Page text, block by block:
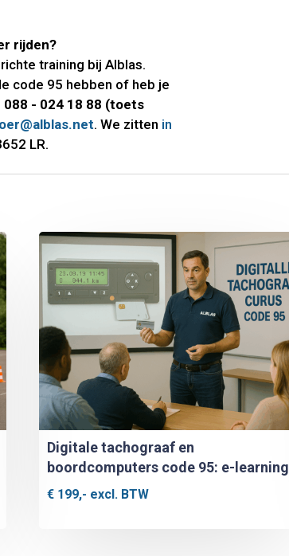
rijden?
training bij Alblas.
code 95 hebben of heb je
088 - 024 18 88 (toets
. We zitten in
LR.
Digitale tachograaf en
boordcomputers code 95: e-learning
€ 199,- excl. BTW